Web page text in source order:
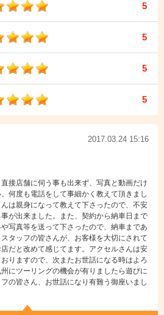
5
5
5
5
2017.03.24 15:16
接店舗に伺う事も出来ず、写真と動画だけ
何度も電話をして事細かく教えて頂きまし
は親身になって教えて下さったので、不安
が出来ました。また、契約から納車日まで
写真等を送って下さったので、納車まであ
タッフの皆さんが、お客様を大切にされて
だと改めて感じてます。アクセルさんは安
りますので、次またお世話になる時はよろ
にツーリングの機会が有りましたら遊びに
の皆さん、お世話になり有難う御座いまし